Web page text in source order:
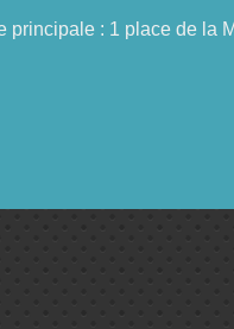
principale : 1 place de la